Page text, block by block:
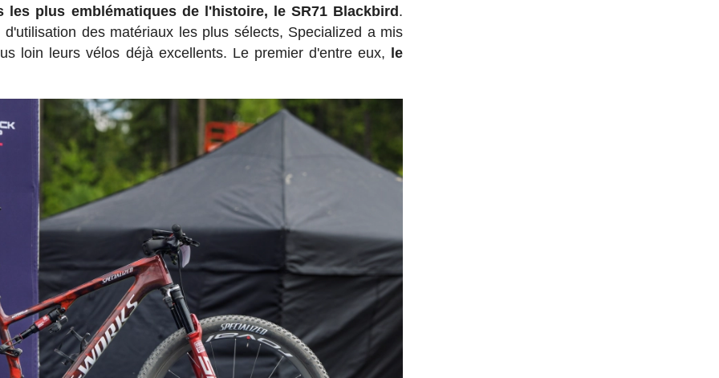
plus emblématiques de l'histoire, le SR71 Blackbird .
des matériaux les plus sélects, Specialized a mis
loin leurs vélos déjà excellents. Le premier d'entre eux,
le